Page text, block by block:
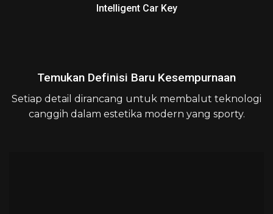
Intelligent Car Key
Temukan Definisi Baru Kesempurnaan
Setiap detail dirancang untuk membalut teknologi
canggih dalam estetika modern yang sporty.